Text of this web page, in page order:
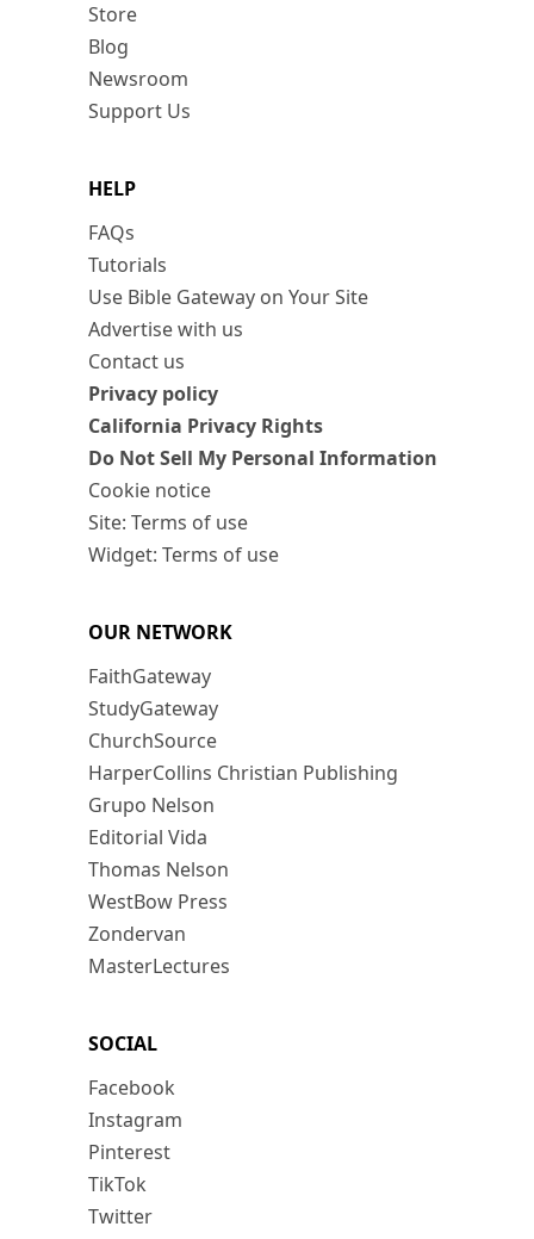
Store
Blog
Newsroom
Support Us
HELP
FAQs
Tutorials
Use Bible Gateway on Your Site
Advertise with us
Contact us
Privacy policy
California Privacy Rights
Do Not Sell My Personal Information
Cookie notice
Site: Terms of use
Widget: Terms of use
OUR NETWORK
FaithGateway
StudyGateway
ChurchSource
HarperCollins Christian Publishing
Grupo Nelson
Editorial Vida
Thomas Nelson
WestBow Press
Zondervan
MasterLectures
SOCIAL
Facebook
Instagram
Pinterest
TikTok
Twitter